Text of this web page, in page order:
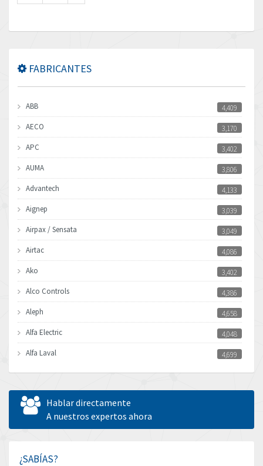
FABRICANTES
ABB
4,409
AECO
3,170
APC
3,402
AUMA
3,806
Advantech
4,133
Aignep
3,039
Airpax / Sensata
3,049
Airtac
4,086
Ako
3,402
Alco Controls
4,386
Aleph
4,658
Alfa Electric
4,048
Alfa Laval
4,699
Allen Bradley
4,611
Allen West
Amperite
Amplicon Liveline
Hablar directamente
A nuestros expertos ahora
¿SABÍAS?